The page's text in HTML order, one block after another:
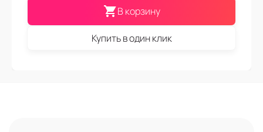
В корзину
Купить в один клик